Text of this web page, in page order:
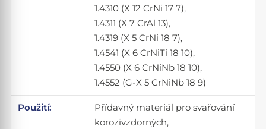
1.4310 (X 12 CrNi 17 7),
1.4311 (X 7 CrAl 13),
1.4319 (X 5 CrNi 18 7),
1.4541 (X 6 CrNiTi 18 10),
1.4550 (X 6 CrNiNb 18 10),
1.4552 (G-X 5 CrNiNb 18 9)
Použití:
Přídavný materiál pro svařování
korozivzdorných,